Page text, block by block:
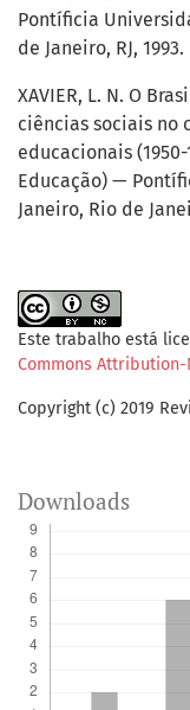
Pontíficia
de Janeiro, RJ, 1993.
XAVIER, L. N. O
ciências sociais no
educacionais (1950-
Educação) —
Janeiro, Rio de
Este trabalho está
Commons
Copyright (c) 2019
Downloads